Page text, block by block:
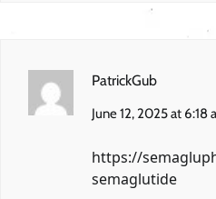
PatrickGub
June 12, 2025 at 6:18
https://
semaglutide